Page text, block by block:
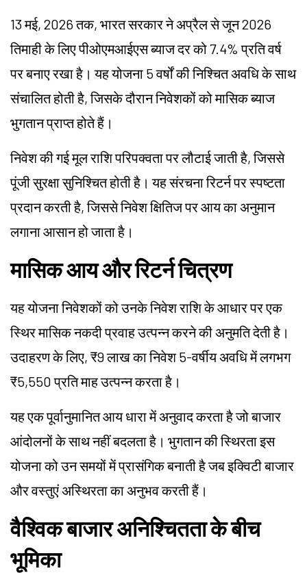
13 मई, 2026 तक, भारत सरकार ने अप्रैल से जून 2026
तिमाही के लिए पीओएमआईएस ब्याज दर को 7.4% प्रति वर्ष
पर बनाए रखा है। यह योजना 5 वर्षों की निश्चित अवधि के साथ
संचालित होती है, जिसके दौरान निवेशकों को मासिक ब्याज
भुगतान प्राप्त होते हैं।
निवेश की गई मूल राशि परिपक्वता पर लौटाई जाती है, जिससे
पूंजी सुरक्षा सुनिश्चित होती है। यह संरचना रिटर्न पर स्पष्टता
प्रदान करती है, जिससे निवेश क्षितिज पर आय का अनुमान
लगाना आसान हो जाता है।
मासिक आय और रिटर्न चित्रण
यह योजना निवेशकों को उनके निवेश राशि के आधार पर एक
स्थिर मासिक नकदी प्रवाह उत्पन्न करने की अनुमति देती है।
उदाहरण के लिए, ₹9 लाख का निवेश 5-वर्षीय अवधि में लगभग
₹5,550 प्रति माह उत्पन्न करता है।
यह एक पूर्वानुमानित आय धारा में अनुवाद करता है जो बाजार
आंदोलनों के साथ नहीं बदलता है। भुगतान की स्थिरता इस
योजना को उन समयों में प्रासंगिक बनाती है जब इक्विटी बाजार
और वस्तुएं अस्थिरता का अनुभव करती हैं।
वैश्विक बाजार अनिश्चितता के बीच
भूमिका